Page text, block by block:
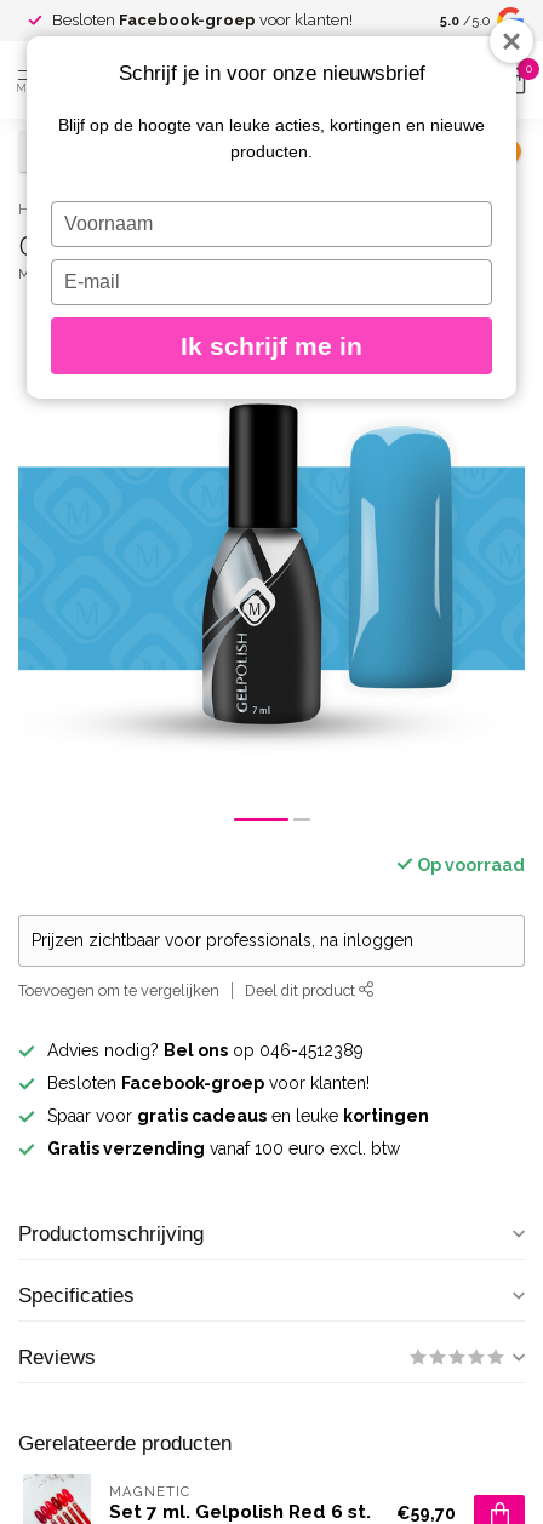
Besloten Facebook-groep voor klanten! Spaar voor
kortingen
5.0 /5.0
MENU
0
Home / Gelpolish 7 ml. Blue 6
Gelpolish 7 ml. Blue 6
MAGNETIC
Op voorraad
Prijzen zichtbaar voor professionals, na inloggen
Toevoegen om te vergelijken Deel dit product
Advies nodig? Bel ons op 046-4512389
Besloten Facebook-groep voor klanten!
Spaar voor gratis cadeaus en leuke kortingen
Gratis verzending vanaf 100 euro excl. btw
Productomschrijving
Specificaties
Reviews
Gerelateerde producten
MAGNETIC
Set 7 ml. Gelpolish Red 6 st. €59,70
Schrijf je in voor onze nieuwsbrief
Blijf op de hoogte van leuke acties, kortingen en nieuwe
producten.
Typ
je
naam
Typ
je
e-
in
Ik schrijf me in